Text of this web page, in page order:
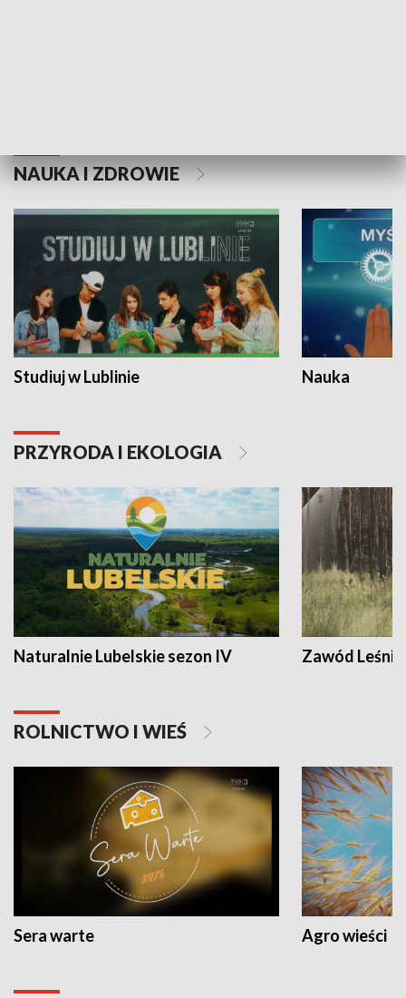
NAUKA I ZDROWIE
Studiuj w Lublinie Nauka
PRZYRODA I EKOLOGIA
Naturalnie Lubelskie sezon IV Zawód Leśnik
ROLNICTWO I WIEŚ
Sera warte Agro wieści